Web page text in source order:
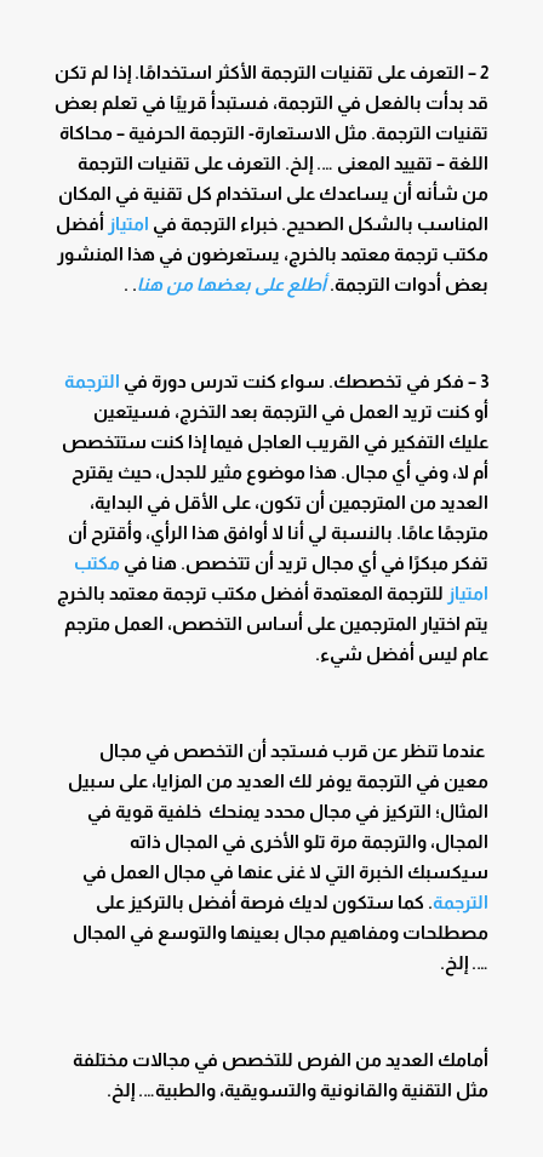
2 – التعرف على تقنيات الترجمة الأكثر استخدامًا. إذا لم تكن
قد بدأت بالفعل في الترجمة، فستبدأ قريبًا في تعلم بعض
تقنيات الترجمة. مثل الاستعارة- الترجمة الحرفية – محاكاة
اللغة – تقييد المعنى …. إلخ. التعرف على تقنيات الترجمة
من شأنه أن يساعدك على استخدام كل تقنية في المكان
المناسب بالشكل الصحيح. خبراء الترجمة في امتياز أفضل
مكتب ترجمة معتمد بالخرج، يستعرضون في هذا المنشور
بعض أدوات الترجمة.أطلع على بعضها من هنا.
.
3 – فكر في تخصصك. سواء كنت تدرس دورة في
الترجمة
أو كنت تريد العمل في الترجمة بعد التخرج، فسيتعين
عليك التفكير في القريب العاجل فيما إذا كنت ستتخصص
أم لا، وفي أي مجال. هذا موضوع مثير للجدل، حيث يقترح
العديد من المترجمين أن تكون، على الأقل في البداية،
مترجمًا عامًا. بالنسبة لي أنا لا أوافق هذا الرأي، وأقترح أن
تفكر مبكرًا في أي مجال تريد أن تتخصص. هنا في مكتب
امتياز للترجمة المعتمدة أفضل مكتب ترجمة معتمد بالخرج
يتم اختيار المترجمين على أساس التخصص، العمل مترجم
عام ليس أفضل شيء.
عندما تنظر عن قرب فستجد أن التخصص في مجال
معين في الترجمة يوفر لك العديد من المزايا، على سبيل
المثال؛ التركيز في مجال محدد يمنحك خلفية قوية في
المجال، والترجمة مرة تلو الأخرى في المجال ذاته
سيكسبك الخبرة التي لا غنى عنها في مجال العمل في
الترجمة. كما ستكون لديك فرصة أفضل بالتركيز على
مصطلحات ومفاهيم مجال بعينها والتوسع في المجال
…. إلخ.
أمامك العديد من الفرص للتخصص في مجالات مختلفة
مثل التقنية والقانونية والتسويقية، والطبية…. إلخ.